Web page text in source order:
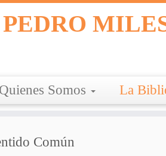
Quienes Somos La
Común